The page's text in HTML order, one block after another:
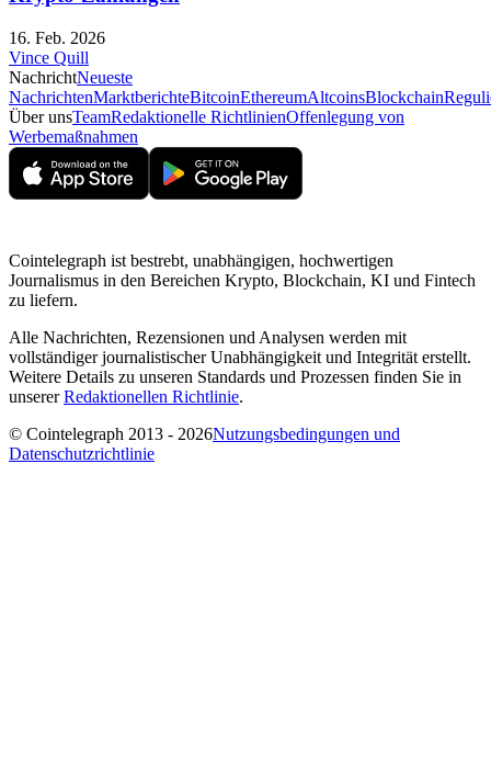
16. Feb. 2026
Vince Quill
NachrichtNeueste
NachrichtenMarktberichteBitcoinEthereumAltcoinsBlockchain
Über unsTeamRedaktionelle RichtlinienOffenlegung von
Werbemaßnahmen
Cointelegraph ist bestrebt, unabhängigen, hochwertigen
Journalismus in den Bereichen Krypto, Blockchain, KI und Fintech
zu liefern.
Alle Nachrichten, Rezensionen und Analysen werden mit
vollständiger journalistischer Unabhängigkeit und Integrität erstellt.
Weitere Details zu unseren Standards und Prozessen finden Sie in
unsererRedaktionellen Richtlinie.
© Cointelegraph 2013 - 2026Nutzungsbedingungen und
Datenschutzrichtlinie